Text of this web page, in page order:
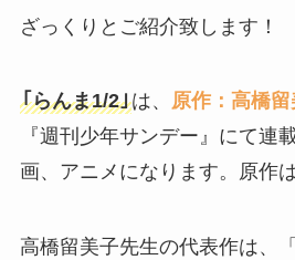
ざっくりとご紹介致します！
｢らんま1/2｣は、 原作：高橋
『週刊少年サンデー』にて連
画、アニメになります。原作
高橋留美子先生の代表作は、